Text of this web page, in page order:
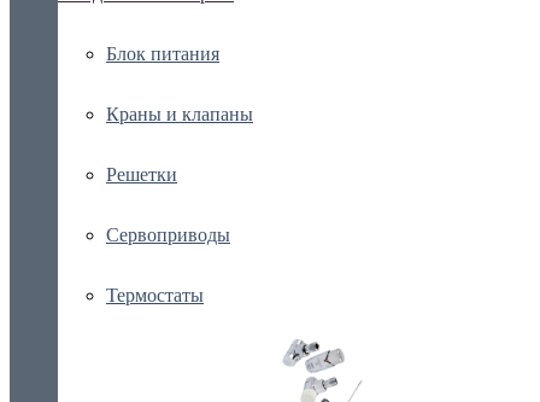
Блок питания
Краны и клапаны
Решетки
Сервоприводы
Термостаты